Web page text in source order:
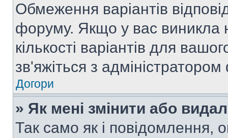
Обмеження варіантів
форуму. Якщо у вас виникла
кількості варіантів для
зв'яжіться з
Догори
» Як мені змінити або
Так само як і повідомлення,